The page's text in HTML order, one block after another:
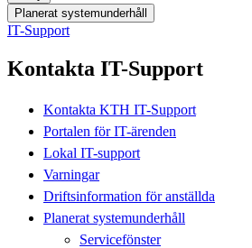
Planerat systemunderhåll
IT-Support
Kontakta IT-Support
Kontakta KTH IT-Support
Portalen för IT-ärenden
Lokal IT-support
Varningar
Driftsinformation för anställda
Planerat systemunderhåll
Servicefönster